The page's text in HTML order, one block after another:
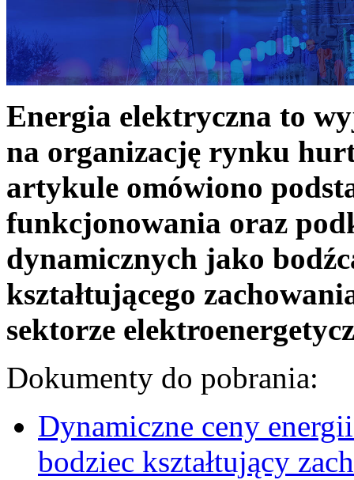
Energia elektryczna to
na organizację rynku
artykule omówiono
funkcjonowania oraz
dynamicznych jako
kształtującego
sektorze
Dokumenty do pobrania:
Dynamiczne ceny
bodziec kształtujący